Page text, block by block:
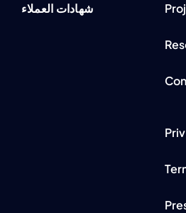
شهادات العملاء